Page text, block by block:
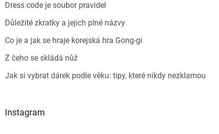
Dress code je soubor pravidel
Důležité zkratky a jejich plné názvy
Co je a jak se hraje korejská hra Gong-gi
Z čeho se skládá nůž
Jak si vybrat dárek podle věku: tipy, které nikdy nezklamou
Instagram